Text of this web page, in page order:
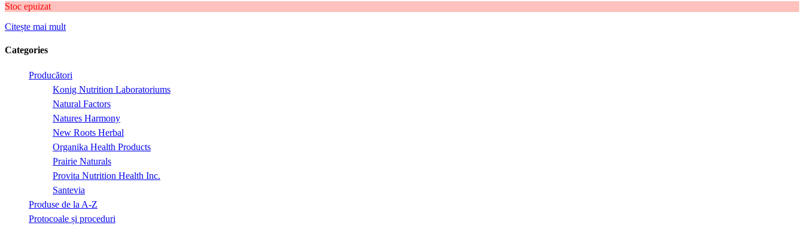
Stoc epuizat
Citește mai mult
Categories
Producători
Konig Nutrition Laboratoriums
Natural Factors
Natures Harmony
New Roots Herbal
Organika Health Products
Prairie Naturals
Provita Nutrition Health Inc.
Santevia
Produse de la A-Z
Protocoale și proceduri